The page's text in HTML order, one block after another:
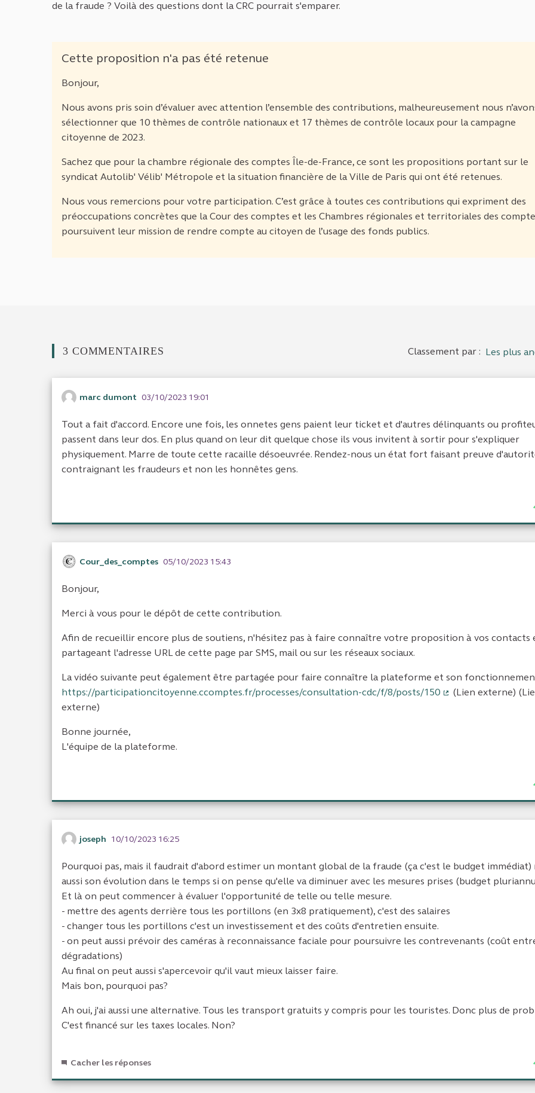
de la fraude ? Voilà des questions dont la CRC pourrait s'emparer.
Cette proposition n'a pas été retenue
Bonjour,
Nous avons pris soin d’évaluer avec attention l’ensemble des contributions, malheureusement nous
sélectionner que 10 thèmes de contrôle nationaux et 17 thèmes de contrôle locaux pour la campagne
citoyenne de 2023.
Sachez que pour la chambre régionale des comptes Île-de-France, ce sont les propositions portant sur le
syndicat Autolib' Vélib' Métropole et la situation financière de la Ville de Paris qui ont été retenues.
Nous vous remercions pour votre participation. C’est grâce à toutes ces contributions qui expriment des
préoccupations concrètes que la Cour des comptes et les Chambres régionales et territoriales des
poursuivent leur mission de rendre compte au citoyen de l’usage des fonds publics.
3 COMMENTAIRES Classement par : Les plus
marc dumont 03/10/2023 19:01
Tout a fait d'accord. Encore une fois, les onnetes gens paient leur ticket et d'autres délinquants ou
passent dans leur dos. En plus quand on leur dit quelque chose ils vous invitent à sortir pour s'expliquer
physiquement. Marre de toute cette racaille désoeuvrée. Rendez-nous un état fort faisant preuve
contraignant les fraudeurs et non les honnêtes gens.
Cour_des_comptes 05/10/2023 15:43
Bonjour,
Merci à vous pour le dépôt de cette contribution.
Afin de recueillir encore plus de soutiens, n'hésitez pas à faire connaître votre proposition à vos contacts
partageant l'adresse URL de cette page par SMS, mail ou sur les réseaux sociaux.
La vidéo suivante peut également être partagée pour faire connaître la plateforme et son
https://participationcitoyenne.ccomptes.fr/processes/consultation-cdc/f/8/posts/150
(Lien externe)
externe)
Bonne journée,
L'équipe de la plateforme.
joseph 10/10/2023 16:25
Pourquoi pas, mais il faudrait d'abord estimer un montant global de la fraude (ça c'est le budget immédiat)
aussi son évolution dans le temps si on pense qu'elle va diminuer avec les mesures prises (budget
Et là on peut commencer à évaluer l'opportunité de telle ou telle mesure.
- mettre des agents derrière tous les portillons (en 3x8 pratiquement), c'est des salaires
- changer tous les portillons c'est un investissement et des coûts d'entretien ensuite.
- on peut aussi prévoir des caméras à reconnaissance faciale pour poursuivre les contrevenants (coût
dégradations)
Au final on peut aussi s'apercevoir qu'il vaut mieux laisser faire.
Mais bon, pourquoi pas?
Ah oui, j'ai aussi une alternative. Tous les transport gratuits y compris pour les touristes. Donc plus de
C'est financé sur les taxes locales. Non?
Cacher les réponses